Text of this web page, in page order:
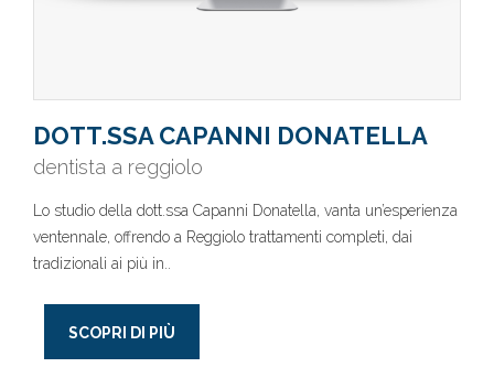
DOTT.SSA CAPANNI DONATELLA
dentista a reggiolo
Lo studio della dott.ssa Capanni Donatella, vanta un’esperienza
ventennale, offrendo a Reggiolo trattamenti completi, dai
tradizionali ai più in..
SCOPRI DI PIÙ